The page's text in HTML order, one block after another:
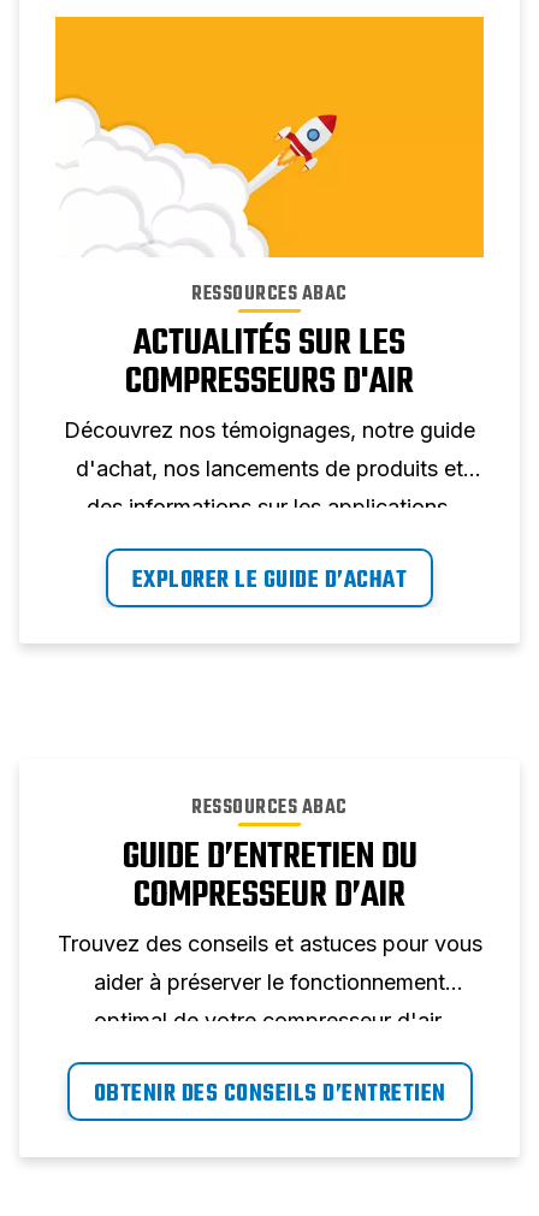
RESSOURCES ABAC
ACTUALITÉS SUR LES
COMPRESSEURS D'AIR
Découvrez nos témoignages, notre guide
d'achat, nos lancements de produits et
des informations sur les applications.
EXPLORER LE GUIDE D’ACHAT
RESSOURCES ABAC
GUIDE D’ENTRETIEN DU
COMPRESSEUR D’AIR
Trouvez des conseils et astuces pour vous
aider à préserver le fonctionnement
optimal de votre compresseur d'air.
OBTENIR DES CONSEILS D’ENTRETIEN